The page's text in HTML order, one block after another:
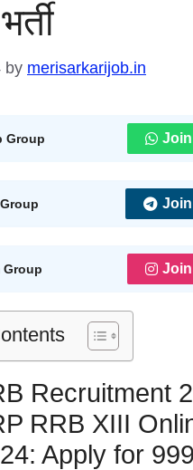
by merisarkarijob.in
Group
Group
Recruitment
RRB XIII
Apply for